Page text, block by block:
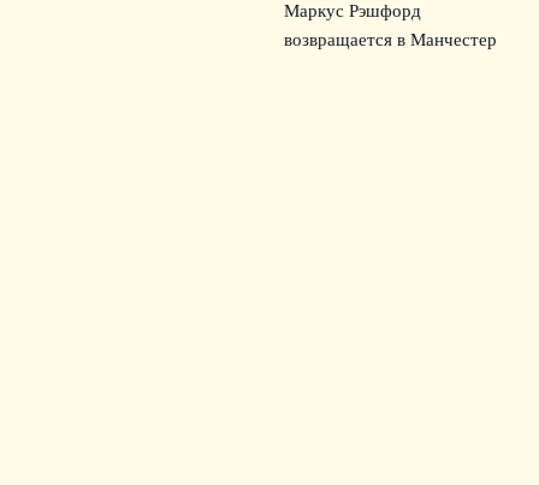
Маркус Рэшфорд
возвращается в Манчестер